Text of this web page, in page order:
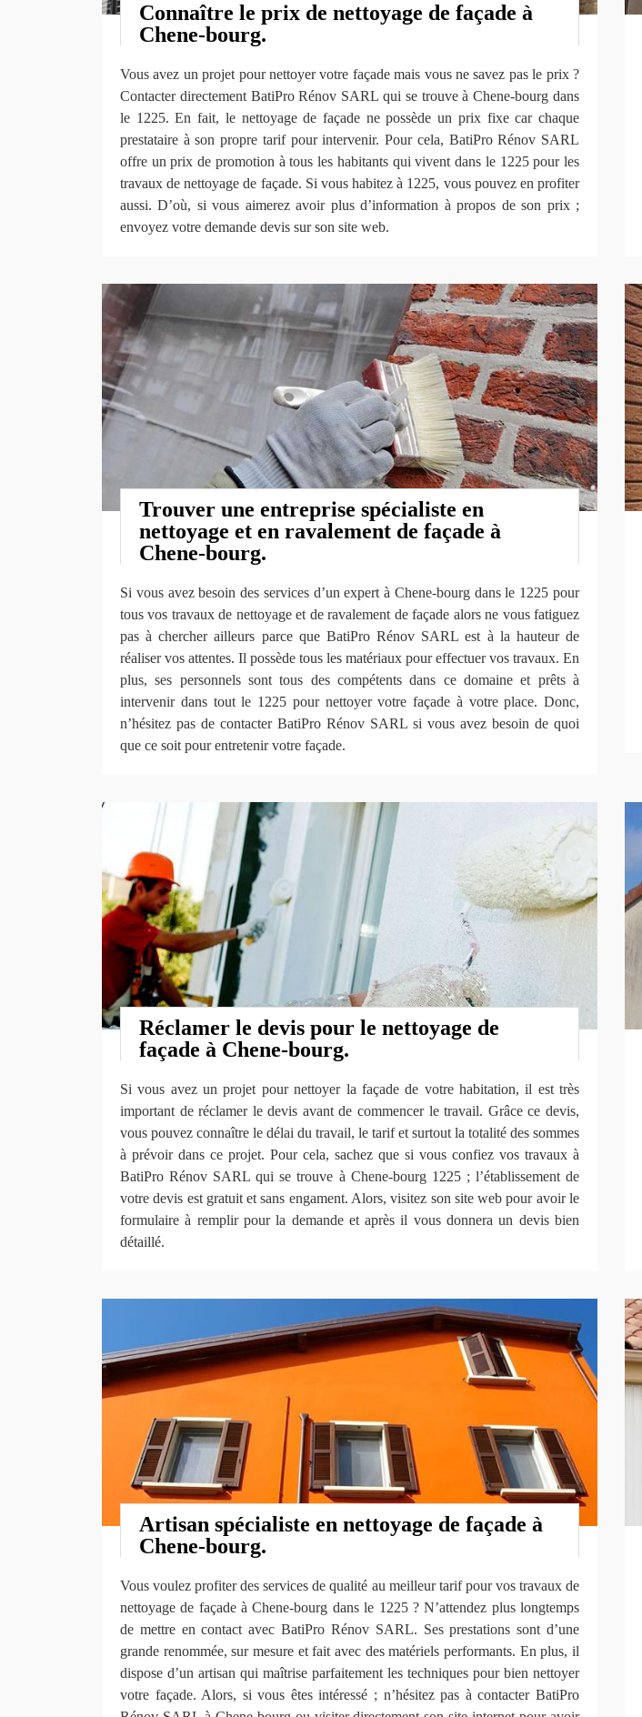
Connaître le prix de nettoyage de façade à
Chene-bourg.
Vous avez un projet pour nettoyer votre façade mais vous ne savez pas le prix ?
Contacter directement BatiPro Rénov SARL qui se trouve à Chene-bourg dans
le 1225. En fait, le nettoyage de façade ne possède un prix fixe car chaque
prestataire à son propre tarif pour intervenir. Pour cela, BatiPro Rénov SARL
offre un prix de promotion à tous les habitants qui vivent dans le 1225 pour les
travaux de nettoyage de façade. Si vous habitez à 1225, vous pouvez en profiter
aussi. D’où, si vous aimerez avoir plus d’information à propos de son prix ;
envoyez votre demande devis sur son site web.
Trouver une entreprise spécialiste en
nettoyage et en ravalement de façade à
Chene-bourg.
Si vous avez besoin des services d’un expert à Chene-bourg dans le 1225 pour
tous vos travaux de nettoyage et de ravalement de façade alors ne vous fatiguez
pas à chercher ailleurs parce que BatiPro Rénov SARL est à la hauteur de
réaliser vos attentes. Il possède tous les matériaux pour effectuer vos travaux. En
plus, ses personnels sont tous des compétents dans ce domaine et prêts à
intervenir dans tout le 1225 pour nettoyer votre façade à votre place. Donc,
n’hésitez pas de contacter BatiPro Rénov SARL si vous avez besoin de quoi
que ce soit pour entretenir votre façade.
Réclamer le devis pour le nettoyage de
façade à Chene-bourg.
Si vous avez un projet pour nettoyer la façade de votre habitation, il est très
important de réclamer le devis avant de commencer le travail. Grâce ce devis,
vous pouvez connaître le délai du travail, le tarif et surtout la totalité des sommes
à prévoir dans ce projet. Pour cela, sachez que si vous confiez vos travaux à
BatiPro Rénov SARL qui se trouve à Chene-bourg 1225 ; l’établissement de
votre devis est gratuit et sans engament. Alors, visitez son site web pour avoir le
formulaire à remplir pour la demande et après il vous donnera un devis bien
détaillé.
Artisan spécialiste en nettoyage de façade à
Chene-bourg.
Vous voulez profiter des services de qualité au meilleur tarif pour vos travaux de
nettoyage de façade à Chene-bourg dans le 1225 ? N’attendez plus longtemps
de mettre en contact avec BatiPro Rénov SARL. Ses prestations sont d’une
grande renommée, sur mesure et fait avec des matériels performants. En plus, il
dispose d’un artisan qui maîtrise parfaitement les techniques pour bien nettoyer
votre façade. Alors, si vous êtes intéressé ; n’hésitez pas à contacter BatiPro